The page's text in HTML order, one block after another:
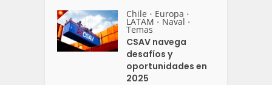
Chile • Europa •
LATAM • Naval •
Temas
CSAV navega
desafíos y
oportunidades en
2025